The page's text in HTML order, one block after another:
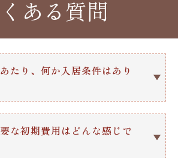
ある質問
たり、何か入居条件はあり
だし入居前に審査がありま
な初期費用はどんな感じで